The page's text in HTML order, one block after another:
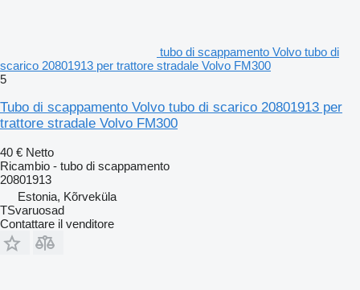
tubo di scappamento Volvo tubo di
scarico 20801913 per trattore stradale Volvo FM300
5
Tubo di scappamento Volvo tubo di scarico 20801913 per
trattore stradale Volvo FM300
40 € Netto
Ricambio - tubo di scappamento
20801913
Estonia, Kõrveküla
TSvaruosad
Contattare il venditore